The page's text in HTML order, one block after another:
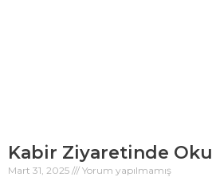
Kabir Ziyaretinde
Mart 31, 2025 Yorum yapılmamış